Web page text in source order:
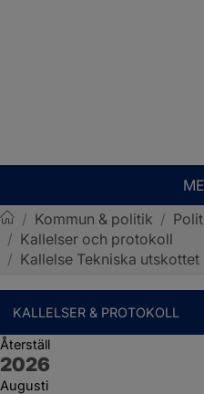
Sotenäs kommun
/ Kommun & politik /
/ Kallelser och protokoll
/ Kallelse Tekniska
KALLELSER & PROTOKOLL
Återställ
År:
2026
Augusti